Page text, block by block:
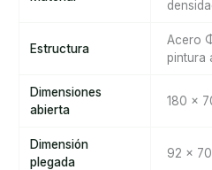
Estructura
Acero
pintura
Dimensiones
abierta
180 x
Dimensión
plegada
92 x